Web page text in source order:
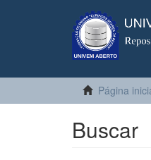
Página
Buscar